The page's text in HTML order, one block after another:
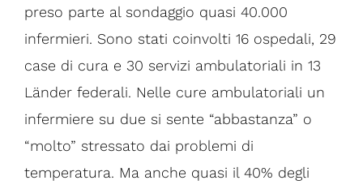
preso parte al sondaggio quasi 40.000
infermieri. Sono stati coinvolti 16 ospedali, 29
case di cura e 30 servizi ambulatoriali in 13
Länder federali. Nelle cure ambulatoriali un
infermiere su due si sente “abbastanza” o
“molto” stressato dai problemi di
temperatura. Ma anche quasi il 40% degli